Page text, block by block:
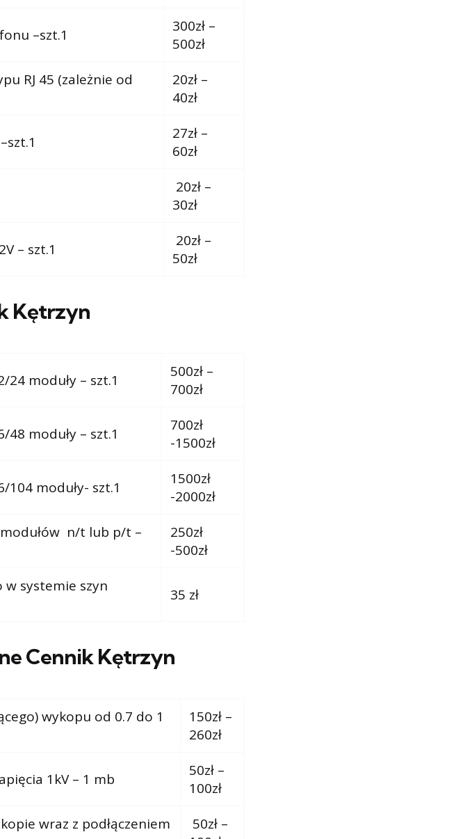
–szt.1
300zł –
500zł
RJ 45 (zależnie od
20zł –
40zł
27zł –
60zł
20zł –
30zł
– szt.1
20zł –
50zł
Kętrzyn
moduły – szt.1
500zł –
700zł
moduły – szt.1
700zł
-1500zł
moduły- szt.1
1500zł
-2000zł
n/t lub p/t –
250zł
-500zł
systemie szyn
35 zł
Cennik Kętrzyn
wykopu od 0.7 do 1
150zł –
260zł
1kV – 1 mb
50zł –
100zł
wraz z podłączeniem
50zł –